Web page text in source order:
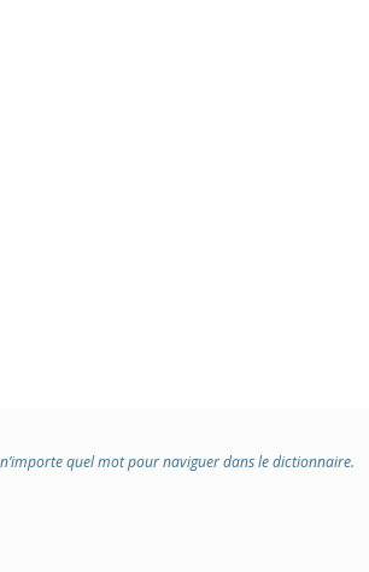
quel mot pour naviguer dans le dictionnaire.